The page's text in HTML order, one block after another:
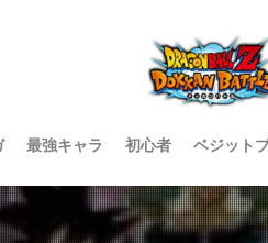
最強キャラ 初心者 ベジット